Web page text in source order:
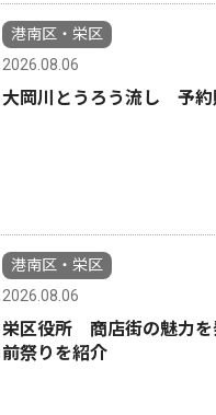
港南区・栄区
2026.08.06
大岡川とうろう流し 予約
港南区・栄区
2026.08.06
栄区役所 商店街の魅力
前祭りを紹介